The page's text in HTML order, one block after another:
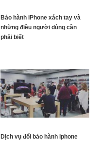
Bảo hành iPhone xách tay và
những điều người dùng cần
phải biết
Dịch vụ đổi bảo hành iphone